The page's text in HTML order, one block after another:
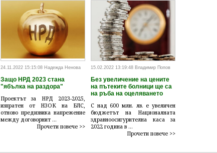
24.11.2022 15:15:08 Надежда Ненова
Защо НРД 2023 стана
"ябълка на раздора"
Проектът за НРД 2023-2025,
изпратен от НЗОК на БЛС,
отново предизвика напрежение
между договорнит ...
Прочети повече >>
15.02.2022 13:19:48 Владимир Попов
Без увеличение на цените
на пътеките болници ще са
на ръба на оцеляването
С над 600 млн. лв. е увеличен
бюджетът на Националната
здравноосигурителна каса за
2022 година в ...
Прочети повече >>